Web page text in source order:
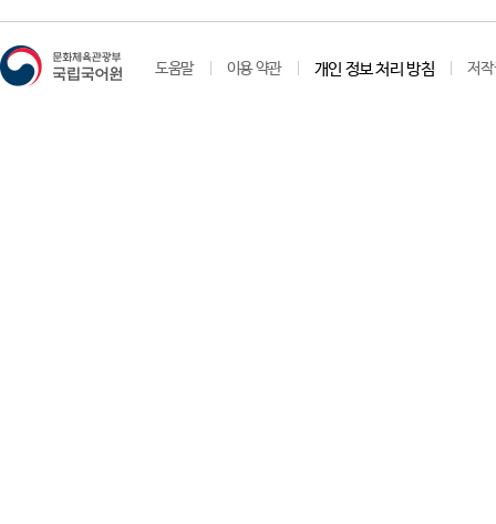
도움말 이용 약관 개인 정보 처리 방침 저